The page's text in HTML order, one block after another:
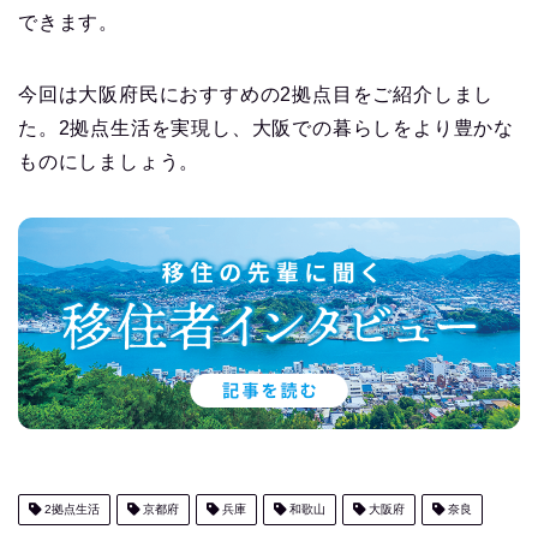
できます。
今回は大阪府民におすすめの2拠点目をご紹介しまし
た。2拠点生活を実現し、大阪での暮らしをより豊かな
ものにしましょう。
2拠点生活 京都府 兵庫 和歌山 大阪府 奈良